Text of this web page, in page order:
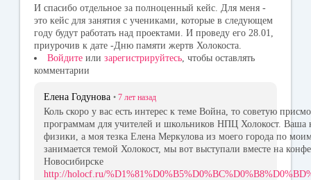
И спасибо отдельное за полноценный кейс. Для меня -
это кейс для занятия с учениками, которые в следующем
году будут работать над проектами. И проведу его 28.01,
приурочив к дате -Дню памяти жертв Холокоста.
Войдите или зарегистрируйтесь, чтобы оставлять
комментарии
Елена Годунова • 7 лет назад
Коль скоро у вас есть интерес к теме Война, то советую
программам для учителей и школьников НПЦ Холокост. Ваша
физики, а моя тезка Елена Меркулова из моего города по
занимается темой Холокост, мы вот выступали вместе на
Новосибирске
http://holocf.ru/